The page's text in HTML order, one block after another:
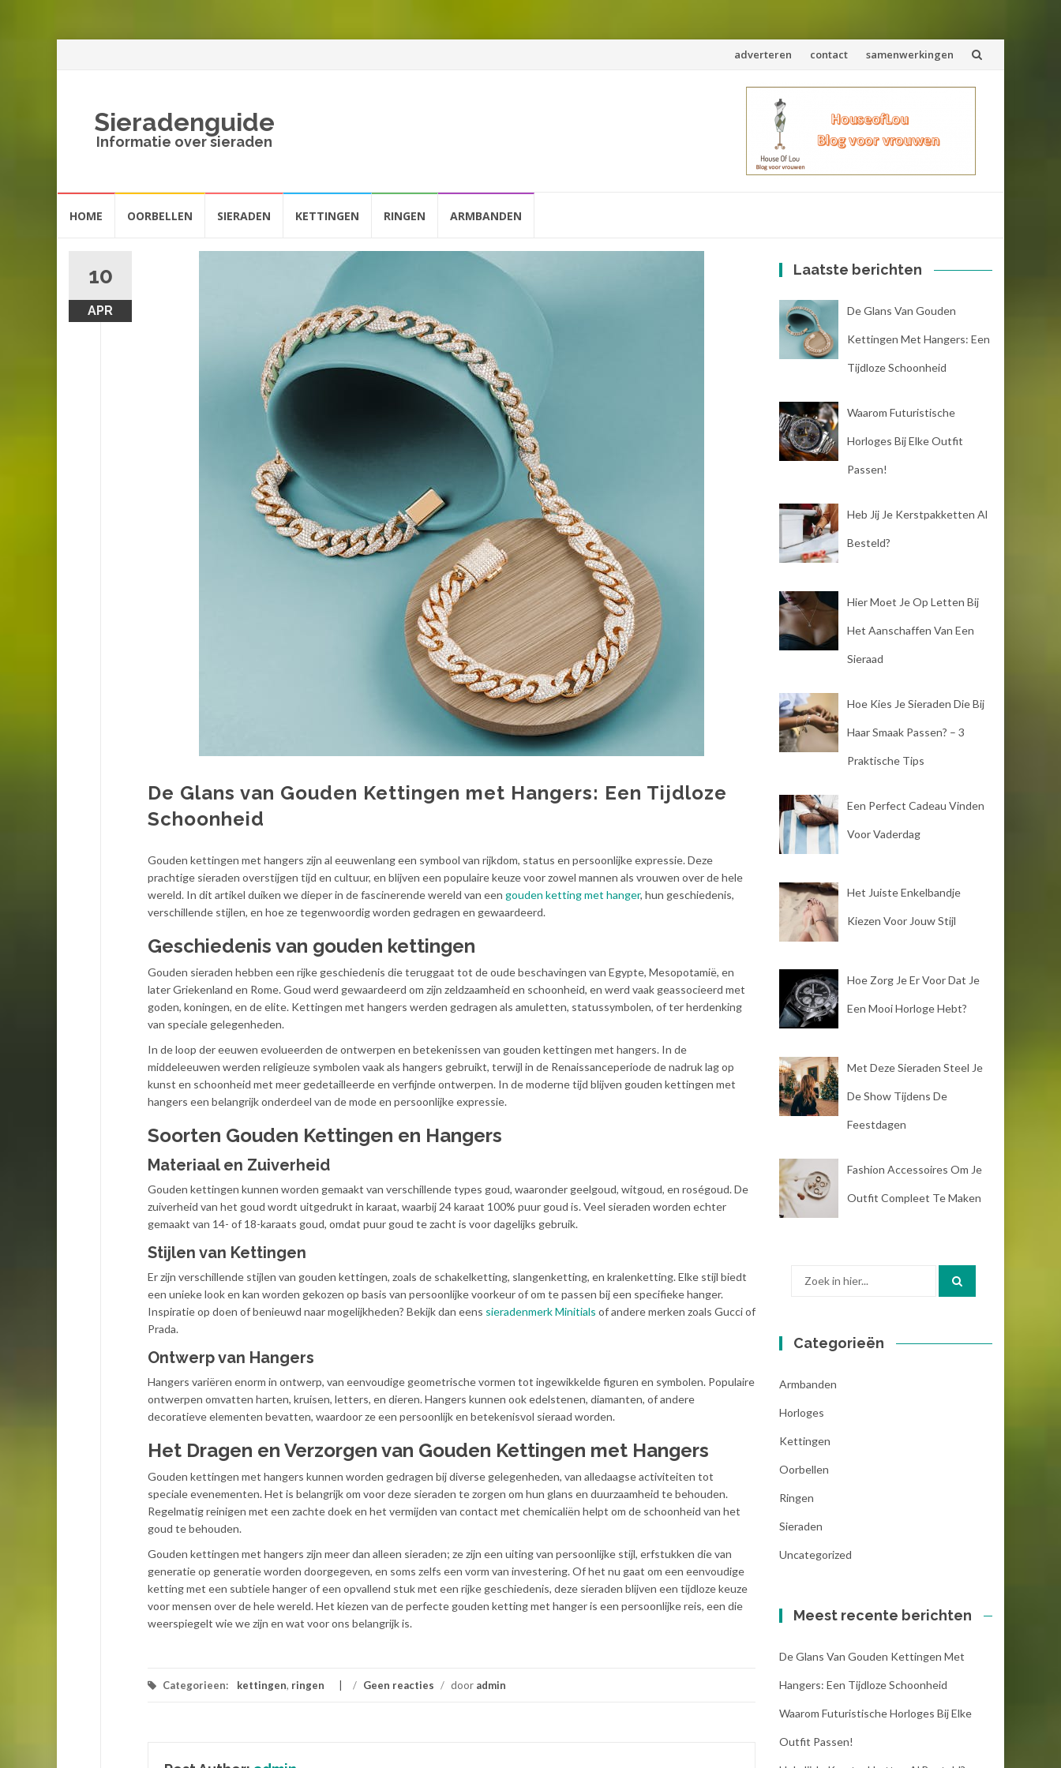
Spring
naar
adverteren contact samenwerkingen
Sieradenguide
Informatie over sieraden
naarHOME OORBELLEN SIERADEN KETTINGEN RINGEN ARMBANDEN
10
APR
De Glans van Gouden Kettingen met Hangers: Een Tijdloze
Schoonheid
Gouden kettingen met hangers zijn al eeuwenlang een symbool van rijkdom, status en persoonlijke expressie. Deze
prachtige sieraden overstijgen tijd en cultuur, en blijven een populaire keuze voor zowel mannen als vrouwen over de hele
wereld. In dit artikel duiken we dieper in de fascinerende wereld van een gouden ketting met hanger, hun geschiedenis,
verschillende stijlen, en hoe ze tegenwoordig worden gedragen en gewaardeerd.
Geschiedenis van gouden kettingen
Gouden sieraden hebben een rijke geschiedenis die teruggaat tot de oude beschavingen van Egypte, Mesopotamië, en
later Griekenland en Rome. Goud werd gewaardeerd om zijn zeldzaamheid en schoonheid, en werd vaak geassocieerd met
goden, koningen, en de elite. Kettingen met hangers werden gedragen als amuletten, statussymbolen, of ter herdenking
van speciale gelegenheden.
In de loop der eeuwen evolueerden de ontwerpen en betekenissen van gouden kettingen met hangers. In de
middeleeuwen werden religieuze symbolen vaak als hangers gebruikt, terwijl in de Renaissanceperiode de nadruk lag op
kunst en schoonheid met meer gedetailleerde en verfijnde ontwerpen. In de moderne tijd blijven gouden kettingen met
hangers een belangrijk onderdeel van de mode en persoonlijke expressie.
Soorten Gouden Kettingen en Hangers
Materiaal en Zuiverheid
Gouden kettingen kunnen worden gemaakt van verschillende types goud, waaronder geelgoud, witgoud, en roségoud. De
zuiverheid van het goud wordt uitgedrukt in karaat, waarbij 24 karaat 100% puur goud is. Veel sieraden worden echter
gemaakt van 14- of 18-karaats goud, omdat puur goud te zacht is voor dagelijks gebruik.
Stijlen van Kettingen
Er zijn verschillende stijlen van gouden kettingen, zoals de schakelketting, slangenketting, en kralenketting. Elke stijl biedt
een unieke look en kan worden gekozen op basis van persoonlijke voorkeur of om te passen bij een specifieke hanger.
Inspiratie op doen of benieuwd naar mogelijkheden? Bekijk dan eens sieradenmerk Minitials of andere merken zoals Gucci of
Prada.
Ontwerp van Hangers
Hangers variëren enorm in ontwerp, van eenvoudige geometrische vormen tot ingewikkelde figuren en symbolen. Populaire
ontwerpen omvatten harten, kruisen, letters, en dieren. Hangers kunnen ook edelstenen, diamanten, of andere
decoratieve elementen bevatten, waardoor ze een persoonlijk en betekenisvol sieraad worden.
Het Dragen en Verzorgen van Gouden Kettingen met Hangers
Gouden kettingen met hangers kunnen worden gedragen bij diverse gelegenheden, van alledaagse activiteiten tot
speciale evenementen. Het is belangrijk om voor deze sieraden te zorgen om hun glans en duurzaamheid te behouden.
Regelmatig reinigen met een zachte doek en het vermijden van contact met chemicaliën helpt om de schoonheid van het
goud te behouden.
Gouden kettingen met hangers zijn meer dan alleen sieraden; ze zijn een uiting van persoonlijke stijl, erfstukken die van
generatie op generatie worden doorgegeven, en soms zelfs een vorm van investering. Of het nu gaat om een eenvoudige
ketting met een subtiele hanger of een opvallend stuk met een rijke geschiedenis, deze sieraden blijven een tijdloze keuze
voor mensen over de hele wereld. Het kiezen van de perfecte gouden ketting met hanger is een persoonlijke reis, een die
weerspiegelt wie we zijn en wat voor ons belangrijk is.
Categorieen: kettingen, ringen / Geen reacties / door admin
Laatste berichten
De Glans Van Gouden
Kettingen Met Hangers: Een
Tijdloze Schoonheid
Waarom Futuristische
Horloges Bij Elke Outfit
Passen!
Heb Jij Je Kerstpakketten Al
Besteld?
Hier Moet Je Op Letten Bij
Het Aanschaffen Van Een
Sieraad
Hoe Kies Je Sieraden Die Bij
Haar Smaak Passen? – 3
Praktische Tips
Een Perfect Cadeau Vinden
Voor Vaderdag
Het Juiste Enkelbandje
Kiezen Voor Jouw Stijl
Hoe Zorg Je Er Voor Dat Je
Een Mooi Horloge Hebt?
Met Deze Sieraden Steel Je
De Show Tijdens De
Feestdagen
Fashion Accessoires Om Je
Outfit Compleet Te Maken
Zoek
Categorieën
Armbanden
Horloges
Kettingen
Oorbellen
Ringen
Sieraden
Uncategorized
Meest recente berichten
De Glans Van Gouden Kettingen Met
Hangers: Een Tijdloze Schoonheid
Waarom Futuristische Horloges Bij Elke
Outfit Passen!